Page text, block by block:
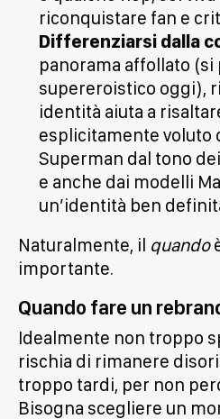
riconquistare fan e
Differenziarsi dalla
panorama affollato (si
supereroistico oggi),
identità aiuta a
esplicitamente voluto
Superman dal tono
e anche dai modelli
un’identità ben
Naturalmente, il quando
importante.
Quando fare un
Idealmente non troppo
rischia di rimanere
troppo tardi, per non
Bisogna scegliere un